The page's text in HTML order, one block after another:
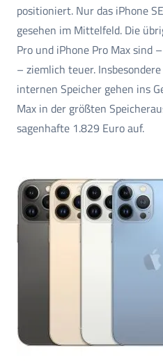
positioniert. Nur das iPhone
gesehen im Mittelfeld. Die
Pro und iPhone Pro Max sind
– ziemlich teuer.
internen Speicher gehen ins
Max in der größten
sagenhafte 1.829 Euro auf.